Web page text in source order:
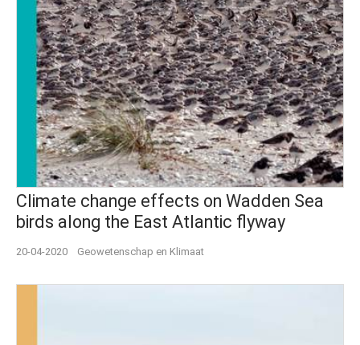
Climate change effects on Wadden Sea
birds along the East Atlantic flyway
20-04-2020 Geowetenschap en Klimaat